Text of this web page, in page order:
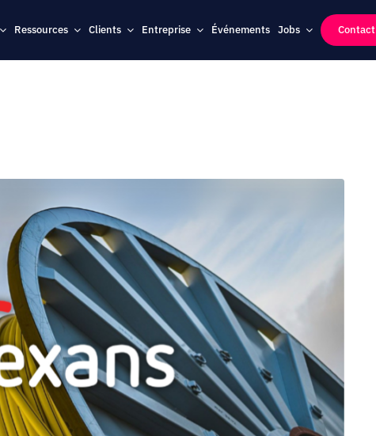
Ressources Clients Entreprise Événements Jobs Contact